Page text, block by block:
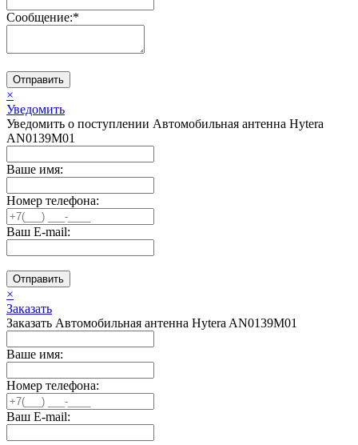
Сообщение:*
Отправить
×
Уведомить
Уведомить о поступлении Автомобильная антенна Hytera
AN0139M01
Ваше имя:
Номер телефона:
Ваш E-mail:
Отправить
×
Заказать
Заказать Автомобильная антенна Hytera AN0139M01
Ваше имя:
Номер телефона:
Ваш E-mail: